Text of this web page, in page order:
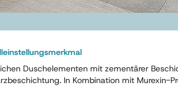
Duschelementen mit zementärer
In Kombination mit Murexin-